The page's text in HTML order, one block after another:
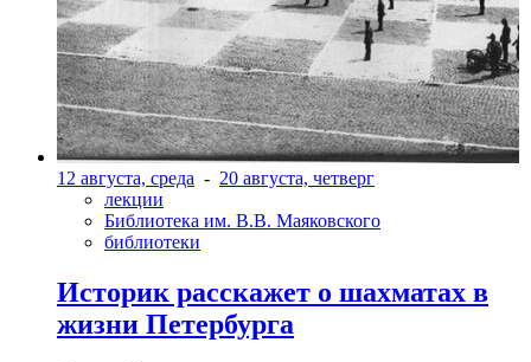
12 августа, среда - 20 августа, четверг
лекции
Библиотека им. В.В. Маяковского
библиотеки
Историк расскажет о шахматах в
жизни Петербурга